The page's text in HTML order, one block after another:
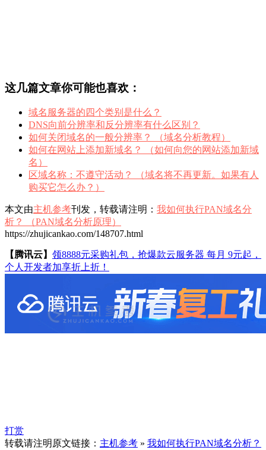
这几篇文章你可能也喜欢：
域名服务器的四个类别是什么？
DNS向前分辨率和反分辨率有什么区别？
如何关闭域名的一般分辨率？ （域名分析教程）
如何在网站上添加新域名？ （如何向您的网站添加新域
名）
区域名称：不遵守活动？ （域名将不再更新。如果有人
购买它怎么办？）
本文由主机参考刊发，转载请注明： 我如何执行PAN域名分
析？ （PAN域名分析原理）
https://zhujicankao.com/148707.html
【腾讯云】 领8888元采购礼包，抢爆款云服务器 每月 9元起，
个人开发者加享折上折！
打赏
转载请注明原文链接： 主机参考 » 我如何执行PAN域名分析？